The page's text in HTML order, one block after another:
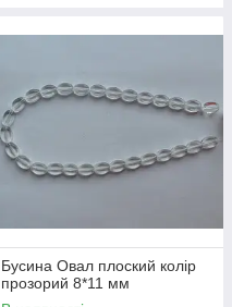
Бусина Овал плоский колір
прозорий 8*11 мм